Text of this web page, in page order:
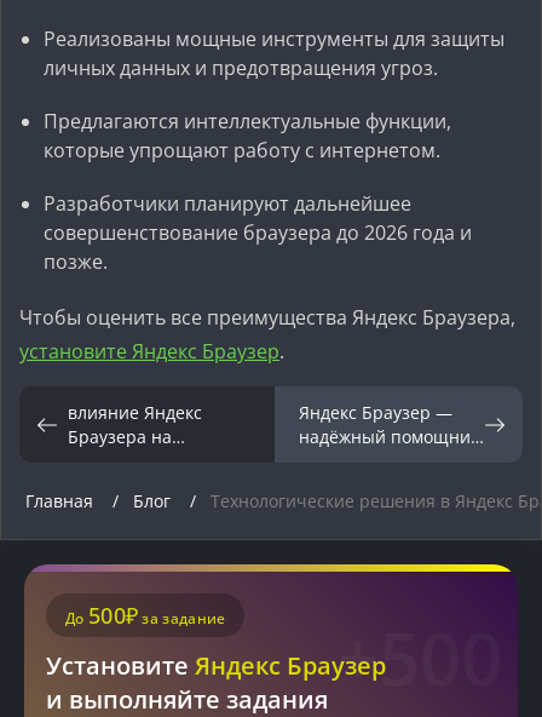
Реализованы мощные инструменты для защиты
личных данных и предотвращения угроз.
Предлагаются интеллектуальные функции,
которые упрощают работу с интернетом.
Разработчики планируют дальнейшее
совершенствование браузера до 2026 года и
позже.
Чтобы оценить все преимущества Яндекс Браузера,
установите Яндекс Браузер.
влияние Яндекс
Браузера на
Яндекс Браузер —
надёжный помощник
Главная
Блог Технологические решения в Яндекс
+500
До 500₽за задание
Установите Яндекс Браузер
и выполняйте задания